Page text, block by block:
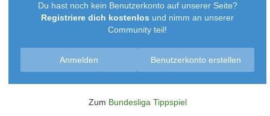
Du hast noch kein Benutzerkonto auf unserer Seite?
Registriere dich kostenlos und nimm an unserer
Community teil!
Benutzerkonto erstellen
Anmelden
Zum Bundesliga Tippspiel